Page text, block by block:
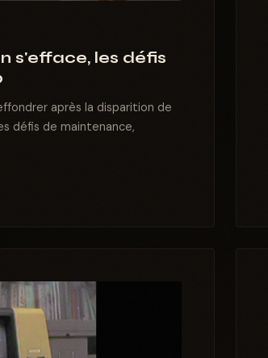
s'efface, les défis
après la disparition de
défis de maintenance,